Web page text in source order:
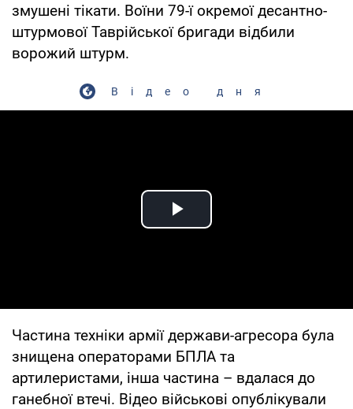
змушені тікати. Воїни 79-ї окремої десантно-
штурмової Таврійської бригади відбили
ворожий штурм.
Відео дня
Play Video
Частина техніки армії держави-агресора була
знищена операторами БПЛА та
артилеристами, інша частина – вдалася до
ганебної втечі. Відео військові опублікували